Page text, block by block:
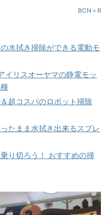
BCN＋R
水拭き掃除ができる電動モ
イリスオーヤマの静電モッ
超コスパのロボット掃除
たまま水拭き出来るスプレ
り切ろう！ おすすめの掃